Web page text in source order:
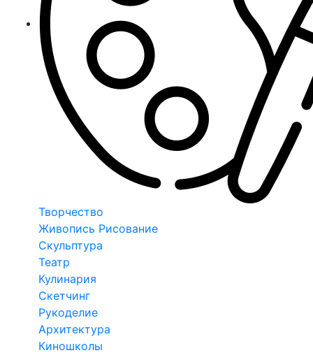
Творчество
Живопись Рисование
Скульптура
Театр
Кулинария
Скетчинг
Рукоделие
Архитектура
Киношколы